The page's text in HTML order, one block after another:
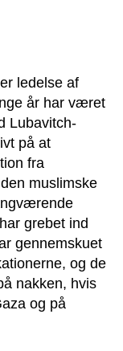
ledelse af
år har været
Lubavitch-
på at
fra
muslimske
grebet ind
gennemskuet
og de
nakken, hvis
og på